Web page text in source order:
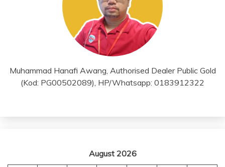
Muhammad Hanafi Awang, Authorised Dealer Public Gold
(Kod: PG00502089), HP/Whatsapp: 0183912322
August 2026